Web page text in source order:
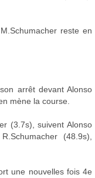
reste en
arrêt devant Alonso
mène la course.
(3.7s), suivent Alonso
(48.9s),
une nouvelles fois 4e